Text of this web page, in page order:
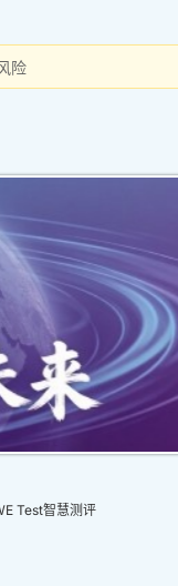
险
Test智慧测评